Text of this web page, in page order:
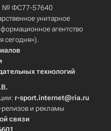
№ ФС77-57640
унитарное
агентство
сегодня»).
технологий
r-sport.internet@ria.ru
и рекламы
связи